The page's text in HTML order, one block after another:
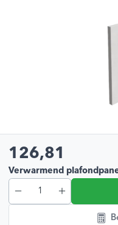
126,81
Verwarmend